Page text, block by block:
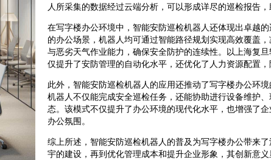
人所采集的数据经过云端分析，可以形成详尽的巡检报告
在写字楼办公环境中，智能安防巡检机器人还体现出卓越
的办公场景，机器人均可通过智能路径规划实现高效覆盖
与恶劣天气作业能力，确保安全防护的连续性。以上海复
仅提升了安防管理的自动化水平，还优化了人力资源配置
此外，智能安防巡检机器人的应用还推动了写字楼办公环
机器人不仅能完成安全巡检任务，还能协助进行设备维护
态。该模式不仅提升了办公环境的现代化水平，也增强了
办公氛围。
综上所述，智能安防巡检机器人的普及为写字楼办公带来
宇的建设，再到优化管理成本和提升企业形象，其创新意